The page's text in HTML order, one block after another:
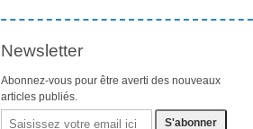
Newsletter
Abonnez-vous pour être averti des nouveaux
articles publiés.
Email